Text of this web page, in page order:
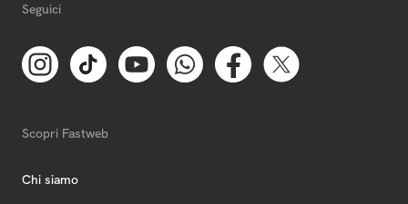
Seguici
Scopri Fastweb
Chi siamo